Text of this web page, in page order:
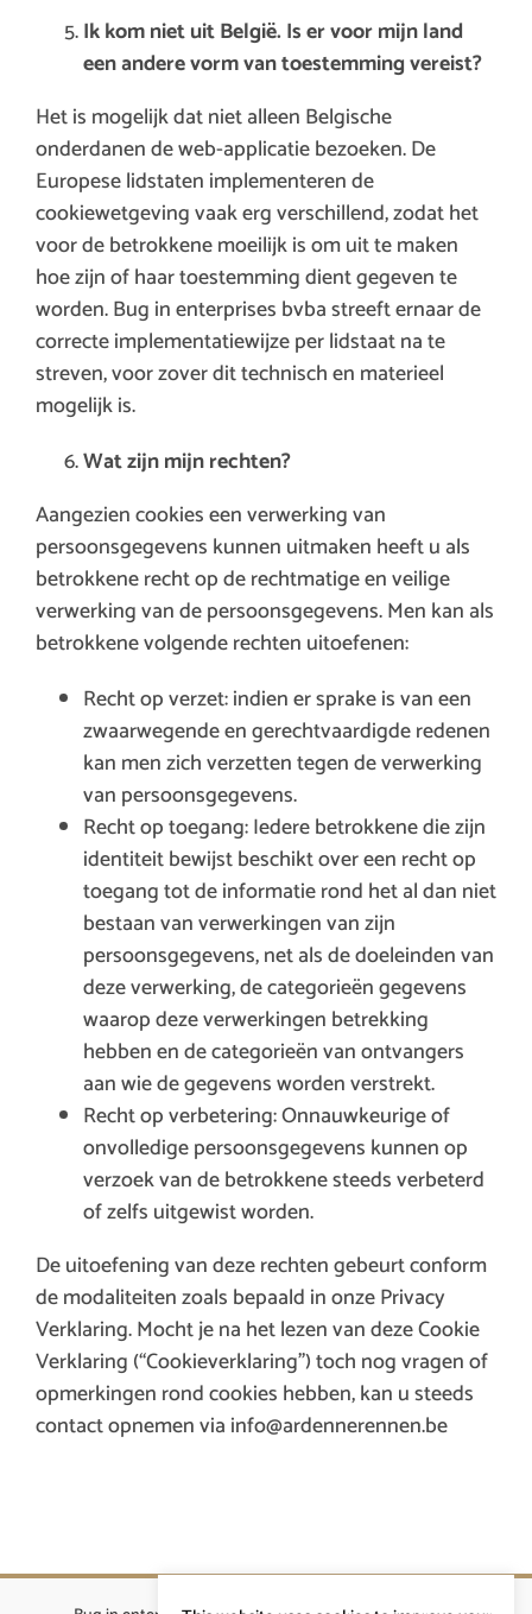
Ik kom niet uit België. Is er voor mijn land
een andere vorm van toestemming vereist?
Het is mogelijk dat niet alleen Belgische
onderdanen de web-applicatie bezoeken. De
Europese lidstaten implementeren de
cookiewetgeving vaak erg verschillend, zodat het
voor de betrokkene moeilijk is om uit te maken
hoe zijn of haar toestemming dient gegeven te
worden. Bug in enterprises bvba streeft ernaar de
correcte implementatiewijze per lidstaat na te
streven, voor zover dit technisch en materieel
mogelijk is.
Wat zijn mijn rechten?
Aangezien cookies een verwerking van
persoonsgegevens kunnen uitmaken heeft u als
betrokkene recht op de rechtmatige en veilige
verwerking van de persoonsgegevens. Men kan als
betrokkene volgende rechten uitoefenen:
Recht op verzet: indien er sprake is van een
zwaarwegende en gerechtvaardigde redenen
kan men zich verzetten tegen de verwerking
van persoonsgegevens.
Recht op toegang: Iedere betrokkene die zijn
identiteit bewijst beschikt over een recht op
toegang tot de informatie rond het al dan niet
bestaan van verwerkingen van zijn
persoonsgegevens, net als de doeleinden van
deze verwerking, de categorieën gegevens
waarop deze verwerkingen betrekking
hebben en de categorieën van ontvangers
aan wie de gegevens worden verstrekt.
Recht op verbetering: Onnauwkeurige of
onvolledige persoonsgegevens kunnen op
verzoek van de betrokkene steeds verbeterd
of zelfs uitgewist worden.
De uitoefening van deze rechten gebeurt conform
de modaliteiten zoals bepaald in onze Privacy
Verklaring. Mocht je na het lezen van deze Cookie
Verklaring (“Cookieverklaring”) toch nog vragen of
opmerkingen rond cookies hebben, kan u steeds
contact opnemen via info@ardennerennen.be